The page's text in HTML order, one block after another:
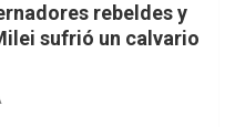
rebeldes y
sufrió un calvario